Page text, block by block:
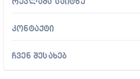
რეკლამა საიტზე
კონტაქტი
ჩვენ შესახებ